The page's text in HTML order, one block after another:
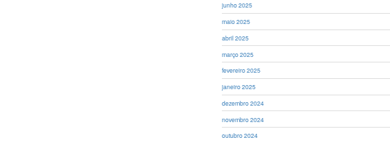
junho 2025
maio 2025
abril 2025
março 2025
fevereiro 2025
janeiro 2025
dezembro 2024
novembro 2024
outubro 2024